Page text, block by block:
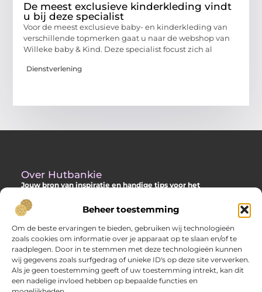
Beheer toestemming
Om de beste ervaringen te bieden, gebruiken wij technologieën
zoals cookies om informatie over je apparaat op te slaan en/of te
raadplegen. Door in te stemmen met deze technologieën kunnen
wij gegevens zoals surfgedrag of unieke ID's op deze site verwerken.
Als je geen toestemming geeft of uw toestemming intrekt, kan dit
een nadelige invloed hebben op bepaalde functies en
De meest exclusieve kinderkleding vindt
u bij deze specialist
Voor de meest exclusieve baby- en kinderkleding van
verschillende topmerken gaat u naar de webshop van
Willeke baby & Kind. Deze specialist focust zich al
Dienstverlening
Over Hutbankie
Jouw bron van inspiratie en handige tips voor het
Ontdek een ruime collectie blogs en artikelen die je helpen om
het meeste uit je buitenruimte te halen, met praktische
adviezen en verrassende ideeën voor je tuin, veranda of andere
buitenplekken.
Bericht categorie